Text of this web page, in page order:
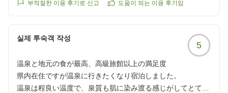
부적절한 이용 후기로 신고 도움이 되는 이용 후기임
실제 투숙객 작성
5
温泉と地元の食が最高、高級旅館以上の満足度
県内在住ですが温泉に行きたくなり宿泊しました。
温泉は程良い温度で、泉質も肌に染み渡る感じがしてとても